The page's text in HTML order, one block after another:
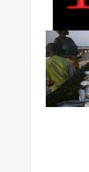
La Police
lire plus